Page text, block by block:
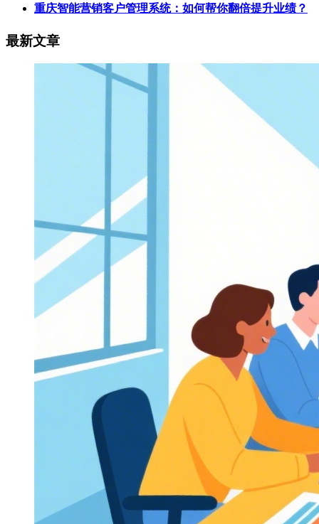
重庆智能营销客户管理系统：如何帮你翻倍提升业绩？
最新文章